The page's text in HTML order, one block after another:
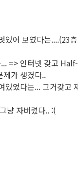
있어 보였다는....(23
=> 인터넷 갖고
제가 생겼다..
있었다는... 그거갖고
냥 자버렸다.. :(